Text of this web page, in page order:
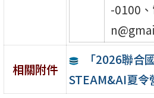
-0100
相關附件
「2026聯合
STEAM&AI夏令